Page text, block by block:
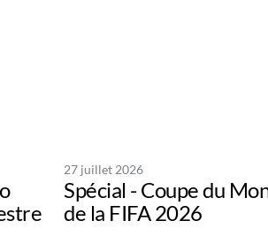
27 juillet 2026
Spécial - Coupe du
de la FIFA 2026